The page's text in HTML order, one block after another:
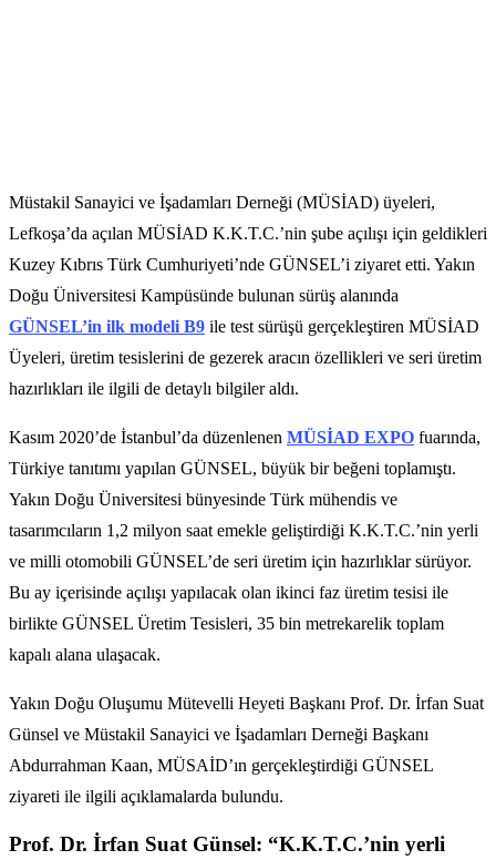
Müstakil Sanayici ve İşadamları Derneği (MÜSİAD) üyeleri,
Lefkoşa’da açılan MÜSİAD K.K.T.C.’nin şube açılışı için geldikleri
Kuzey Kıbrıs Türk Cumhuriyeti’nde GÜNSEL’i ziyaret etti. Yakın
Doğu Üniversitesi Kampüsünde bulunan sürüş alanında
GÜNSEL’in ilk modeli B9 ile test sürüşü gerçekleştiren MÜSİAD
Üyeleri, üretim tesislerini de gezerek aracın özellikleri ve seri üretim
hazırlıkları ile ilgili de detaylı bilgiler aldı.
Kasım 2020’de İstanbul’da düzenlenen MÜSİAD EXPO fuarında,
Türkiye tanıtımı yapılan GÜNSEL, büyük bir beğeni toplamıştı.
Yakın Doğu Üniversitesi bünyesinde Türk mühendis ve
tasarımcıların 1,2 milyon saat emekle geliştirdiği K.K.T.C.’nin yerli
ve milli otomobili GÜNSEL’de seri üretim için hazırlıklar sürüyor.
Bu ay içerisinde açılışı yapılacak olan ikinci faz üretim tesisi ile
birlikte GÜNSEL Üretim Tesisleri, 35 bin metrekarelik toplam
kapalı alana ulaşacak.
Yakın Doğu Oluşumu Mütevelli Heyeti Başkanı Prof. Dr. İrfan Suat
Günsel ve Müstakil Sanayici ve İşadamları Derneği Başkanı
Abdurrahman Kaan, MÜSAİD’ın gerçekleştirdiği GÜNSEL
ziyareti ile ilgili açıklamalarda bulundu.
Prof. Dr. İrfan Suat Günsel: “K.K.T.C.’nin yerli